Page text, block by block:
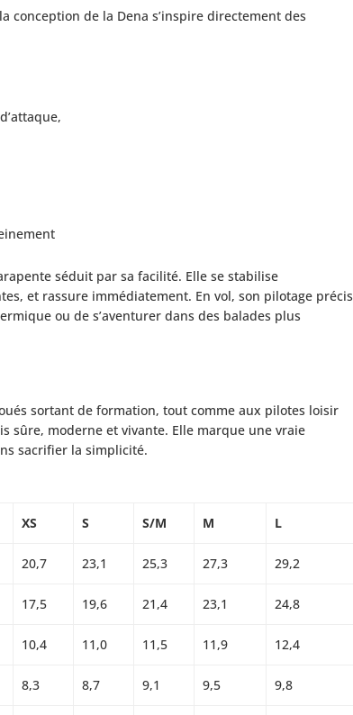
conception de la Dena s’inspire directement des
séduit par sa facilité. Elle se stabilise
et rassure immédiatement. En vol, son pilotage précis
ou de s’aventurer dans des balades plus
sortant de formation, tout comme aux pilotes loisir
sûre, moderne et vivante. Elle marque une vraie
sacrifier la simplicité.
XS S S/M M L
20,7 23,1 25,3 27,3 29,2
17,5 19,6 21,4 23,1 24,8
10,4 11,0 11,5 11,9 12,4
8,3 8,7 9,1 9,5 9,8